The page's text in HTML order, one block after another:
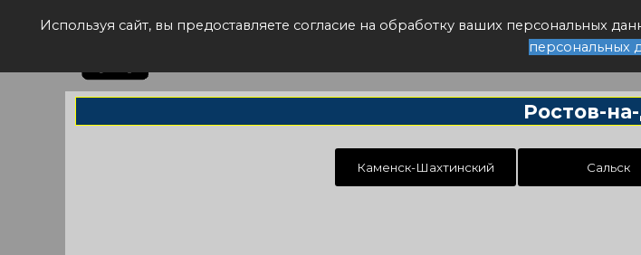
Используя сайт, вы предоставляете согласие на обработку ваших персональных
персональных
Ростов-
Каменск-Шахтинский Сальск